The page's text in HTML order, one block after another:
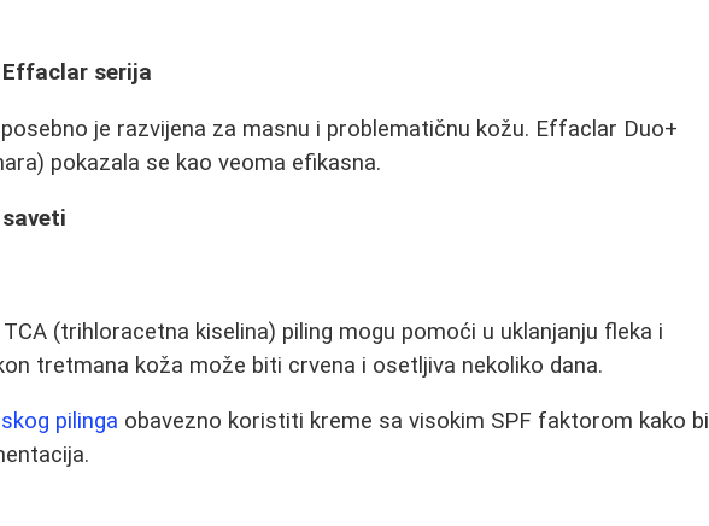
Effaclar serija
je razvijena za masnu i problematičnu kožu. Effaclar Duo+
pokazala se kao veoma efikasna.
(trihloracetna kiselina) piling mogu pomoći u uklanjanju fleka i
tretmana koža može biti crvena i osetljiva nekoliko dana.
pilinga obavezno koristiti kreme sa visokim SPF faktorom kako bi